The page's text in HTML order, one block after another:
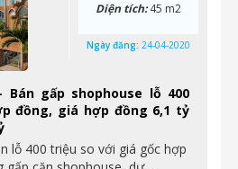
Bán gấp shophouse lỗ 400
đồng, giá hợp đồng 6,1 tỷ
lỗ 400 triệu so với giá gốc hợp
Diện tích:45 m2
Ngày đăng: 24-04-2020